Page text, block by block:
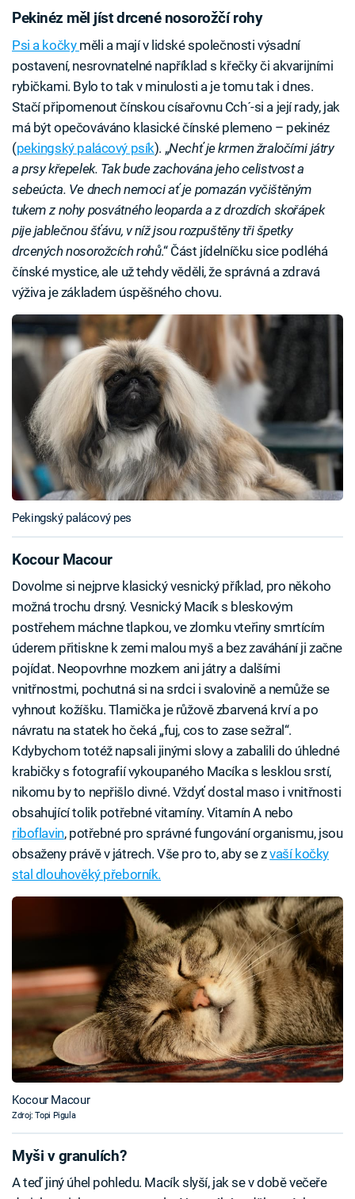
Pekinéz měl jíst drcené nosorožčí rohy
Psi a kočky měli a mají v lidské společnosti výsadní
postavení, nesrovnatelné například s křečky či akvarijními
rybičkami. Bylo to tak v minulosti a je tomu tak i dnes.
Stačí připomenout čínskou císařovnu Cch´-si a její rady, jak
má být opečováváno klasické čínské plemeno – pekinéz
(pekingský palácový psík). „Nechť je krmen žraločími játry
a prsy křepelek. Tak bude zachována jeho celistvost a
sebeúcta. Ve dnech nemoci ať je pomazán vyčištěným
tukem z nohy posvátného leoparda a z drozdích skořápek
pije jablečnou šťávu, v níž jsou rozpuštěny tři špetky
drcených nosorožcích rohů.“ Část jídelníčku sice podléhá
čínské mystice, ale už tehdy věděli, že správná a zdravá
výživa je základem úspěšného chovu.
Pekingský palácový pes
Kocour Macour
Dovolme si nejprve klasický vesnický příklad, pro někoho
možná trochu drsný. Vesnický Macík s bleskovým
postřehem máchne tlapkou, ve zlomku vteřiny smrtícím
úderem přitiskne k zemi malou myš a bez zaváhání ji začne
pojídat. Neopovrhne mozkem ani játry a dalšími
vnitřnostmi, pochutná si na srdci i svalovině a nemůže se
vyhnout kožíšku. Tlamička je růžově zbarvená krví a po
návratu na statek ho čeká „fuj, cos to zase sežral“.
Kdybychom totéž napsali jinými slovy a zabalili do úhledné
krabičky s fotografií vykoupaného Macíka s lesklou srstí,
nikomu by to nepřišlo divné. Vždyť dostal maso i vnitřnosti
obsahující tolik potřebné vitamíny. Vitamín A nebo
riboflavin, potřebné pro správné fungování organismu, jsou
obsaženy právě v játrech. Vše pro to, aby se zvaší kočky
stal dlouhověký přeborník.
Kocour Macour
Zdroj: Topi Pigula
Myši v granulích?
A teď jiný úhel pohledu. Macík slyší, jak se v době večeře